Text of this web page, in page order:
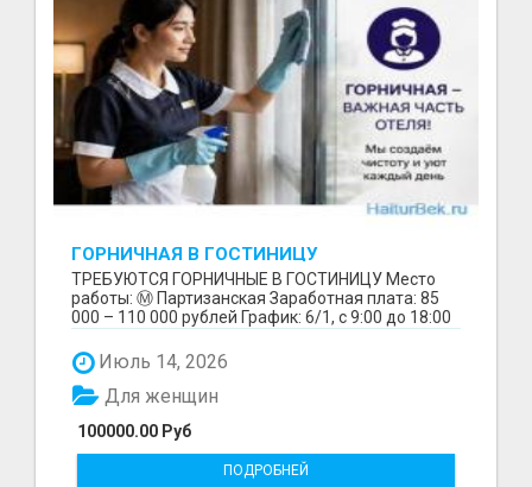
ГОРНИЧНАЯ В ГОСТИНИЦУ
ТРЕБУЮТСЯ ГОРНИЧНЫЕ В ГОСТИНИЦУ Место
работы: Ⓜ️ Партизанская Заработная плата: 85
000 – 110 000 рублей График: 6/1, с 9:00 до 18:00
Июль 14, 2026
100000.00 Руб
Для женщин
ПОДРОБНЕЙ